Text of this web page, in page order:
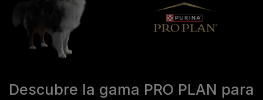
Descubre la gama PRO PLAN para